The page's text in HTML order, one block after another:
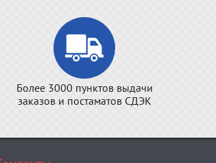
Более 3000 пунктов выдачи
заказов и постаматов СДЭК